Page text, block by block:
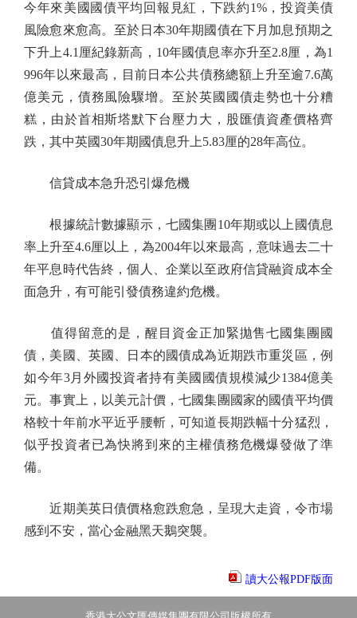
今年來美國國債平均回報見紅，下跌約1%，投資美債
風險愈來愈高。至於日本30年期國債在下月加息預期之
下升上4.1厘紀錄新高，10年國債息率亦升至2.8厘，為1
996年以來最高，目前日本公共債務總額上升至逾7.6萬
億美元，債務風險驟增。至於英國國債走勢也十分糟
糕，由於首相斯塔默下台壓力大，股匯債資產價格齊
跌，其中英國30年期國債息升上5.83厘的28年高位。
信貸成本急升恐引爆危機
根據統計數據顯示，七國集團10年期或以上國債息
率上升至4.6厘以上，為2004年以來最高，意味過去二十
年平息時代告終，個人、企業以至政府信貸融資成本全
面急升，有可能引發債務違約危機。
值得留意的是，醒目資金正加緊拋售七國集團國
債，美國、英國、日本的國債成為近期跌市重災區，例
如今年3月外國投資者持有美國國債規模減少1384億美
元。事實上，以美元計價，七國集團國家的國債平均價
格較十年前水平近乎腰斬，可知道長期跌幅十分猛烈，
似乎投資者已為快將到來的主權債務危機爆發做了準
備。
近期美英日債價格愈跌愈急，呈現大走資，令市場
感到不安，當心金融黑天鵝突襲。
讀大公報PDF版面